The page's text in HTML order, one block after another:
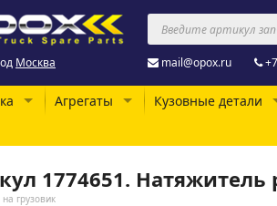
Москва mail@opox.ru
Агрегаты Кузовные детали
1774651. Натяжитель
грузовик